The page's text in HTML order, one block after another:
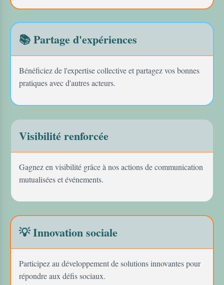
📚 Partage d'expériences
Bénéficiez de l'expertise collective et partagez vos bonnes
pratiques avec d'autres acteurs.
Visibilité renforcée
Gagnez en visibilité grâce à nos actions de communication
mutualisées et événements.
💡 Innovation sociale
Participez au développement de solutions innovantes pour
répondre aux défis sociaux.